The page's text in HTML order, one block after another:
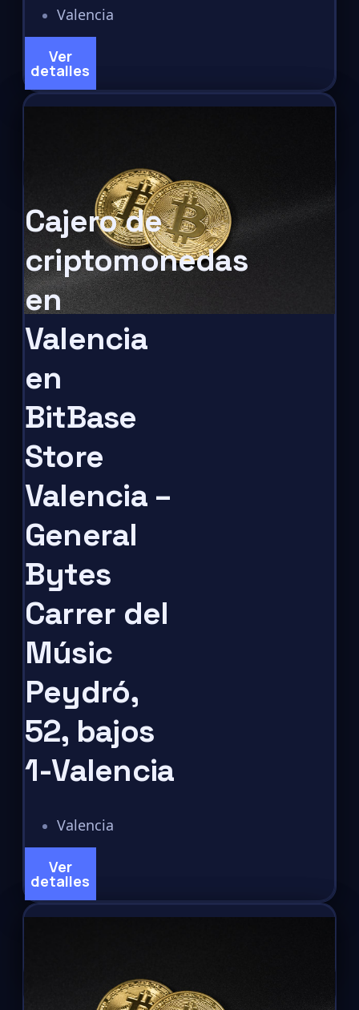
Valencia
Ver
detalles
Cajero de
criptomonedas
en
Valencia
en
BitBase
Store
Valencia –
General
Bytes
Carrer del
Músic
Peydró,
52, bajos
1-Valencia
Valencia
Ver
detalles